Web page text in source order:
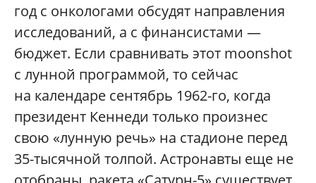
год с онкологами обсудят направления
исследований, а с финансистами —
бюджет. Если сравнивать этот moonshot
с лунной программой, то сейчас
на календаре сентябрь 1962-го, когда
президент Кеннеди только произнес
свою «лунную речь» на стадионе перед
35-тысячной толпой. Астронавты еще не